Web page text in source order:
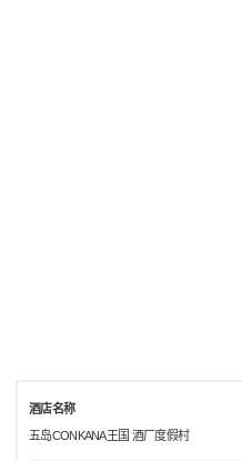
酒店名称
五岛CONKANA王国 酒厂度假村